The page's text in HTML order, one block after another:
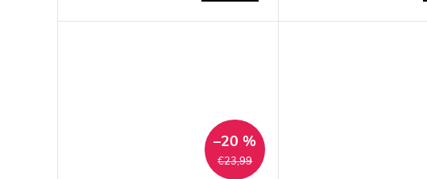
€23,99
–20 %